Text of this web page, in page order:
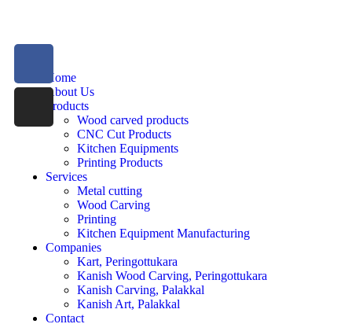
Home
About Us
Products
Wood carved products
CNC Cut Products
Kitchen Equipments
Printing Products
Services
Metal cutting
Wood Carving
Printing
Kitchen Equipment Manufacturing
Companies
Kart, Peringottukara
Kanish Wood Carving, Peringottukara
Kanish Carving, Palakkal
Kanish Art, Palakkal
Contact